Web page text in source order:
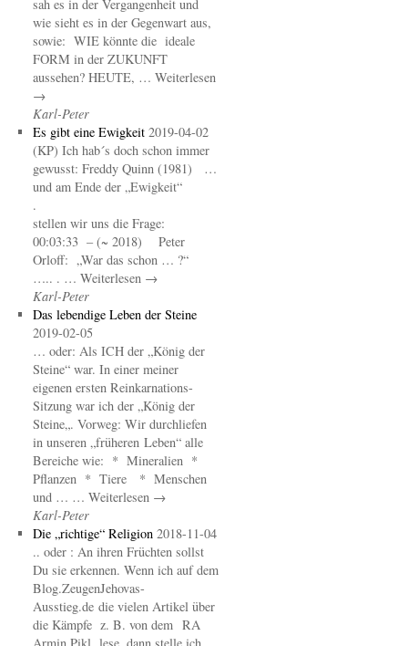
sah es in der Vergangenheit und
wie sieht es in der Gegenwart aus,
sowie: WIE könnte die ideale
FORM in der ZUKUNFT
aussehen? HEUTE, … Weiterlesen
→
Karl-Peter
Es gibt eine Ewigkeit 2019-04-02
(KP) Ich hab´s doch schon immer
gewusst: Freddy Quinn (1981) …
und am Ende der „Ewigkeit“
.
stellen wir uns die Frage:
00:03:33 – (~ 2018) Peter
Orloff: „War das schon … ?“
….. . … Weiterlesen →
Karl-Peter
Das lebendige Leben der Steine
2019-02-05
… oder: Als ICH der „König der
Steine“ war. In einer meiner
eigenen ersten Reinkarnations-
Sitzung war ich der „König der
Steine„. Vorweg: Wir durchliefen
in unseren „früheren Leben“ alle
Bereiche wie: * Mineralien *
Pflanzen * Tiere * Menschen
und … … Weiterlesen →
Karl-Peter
Die „richtige“ Religion 2018-11-04
.. oder : An ihren Früchten sollst
Du sie erkennen. Wenn ich auf dem
Blog.ZeugenJehovas-
Ausstieg.de die vielen Artikel über
die Kämpfe z. B. von dem RA